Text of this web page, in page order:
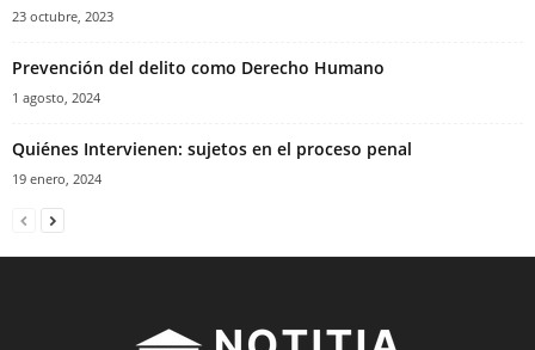
23 octubre, 2023
Prevención del delito como Derecho Humano
1 agosto, 2024
Quiénes Intervienen: sujetos en el proceso penal
19 enero, 2024